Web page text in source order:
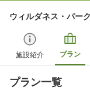
ウィルダネス・パー
施設紹介 プラン
プラン一覧